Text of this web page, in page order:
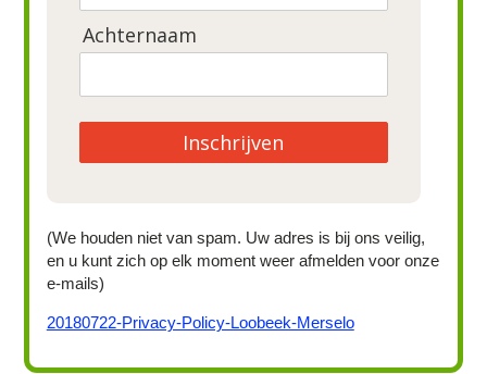
Achternaam
Inschrijven
(We houden niet van spam. Uw adres is bij ons veilig,
en u kunt zich op elk moment weer afmelden voor onze
e-mails)
20180722-Privacy-Policy-Loobeek-Merselo